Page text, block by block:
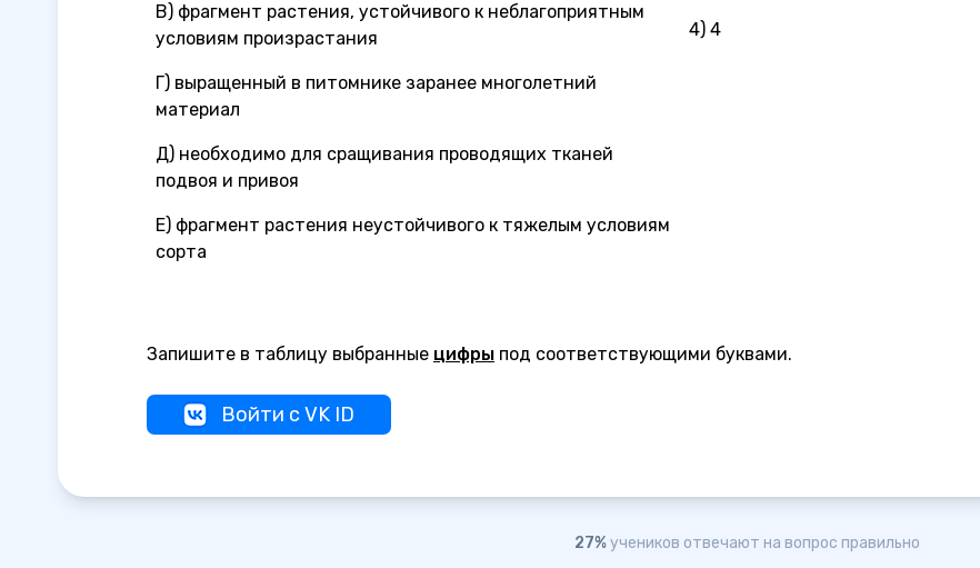
В) фрагмент растения, устойчивого к неблагоприятным
условиям произрастания
Г) выращенный в питомнике заранее многолетний
материал
Д) необходимо для сращивания проводящих тканей
подвоя и привоя
Е) фрагмент растения неустойчивого к тяжелым условиям
сорта
4) 4
Запишите в таблицу выбранные цифры под соответствующими буквами.
Войти с VK ID
27%учеников отвечают на вопрос правильно